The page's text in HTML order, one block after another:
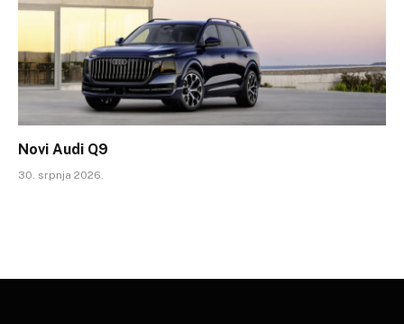
Novi Audi Q9
30. srpnja 2026.